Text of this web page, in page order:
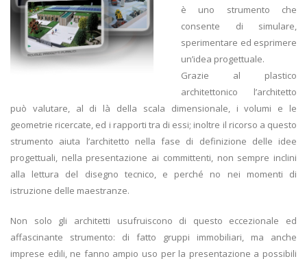
è uno strumento che
consente di simulare,
sperimentare ed esprimere
un’idea progettuale.
Grazie al plastico
architettonico l’architetto
può valutare, al di là della scala dimensionale, i volumi e le
geometrie ricercate, ed i rapporti tra di essi; inoltre il ricorso a questo
strumento aiuta l’architetto nella fase di definizione delle idee
progettuali, nella presentazione ai committenti, non sempre inclini
alla lettura del disegno tecnico, e perché no nei momenti di
istruzione delle maestranze.
Non solo gli architetti usufruiscono di questo eccezionale ed
affascinante strumento: di fatto gruppi immobiliari, ma anche
imprese edili, ne fanno ampio uso per la presentazione a possibili